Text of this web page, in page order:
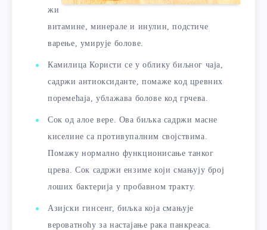
жи
витамине, минерале и инулин, подстиче
варење, умирује болове.
Камилица Користи се у облику биљног чаја,
садржи антиоксиданте, помаже код цревних
поремећаја, ублажава болове код грчева.
Сок од алое вере. Ова биљка садржи масне
киселине са противупалним својствима.
Помажу нормално функционисање танког
црева. Сок садржи ензиме који смањују број
лоших бактерија у пробавном тракту.
Азијски гинсенг, биљка која смањује
вероватноћу за настајање рака панкреаса.